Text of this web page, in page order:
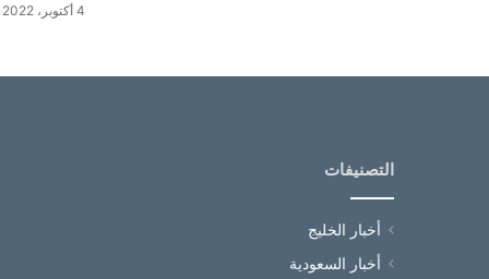
4 أكتوبر، 2022
التصنيفات
أخبار الخليج
أخبار السعودية